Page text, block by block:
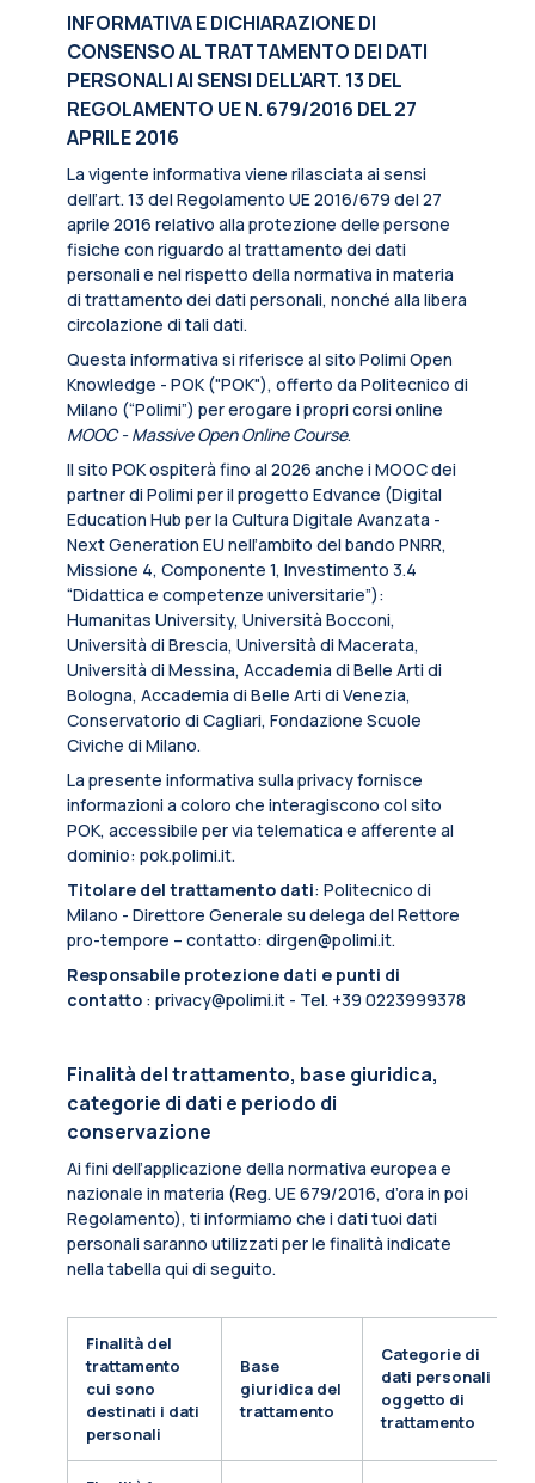
INFORMATIVA E DICHIARAZIONE DI
CONSENSO AL TRATTAMENTO DEI DATI
PERSONALI AI SENSI DELL'ART. 13 DEL
REGOLAMENTO UE N. 679/2016 DEL 27
APRILE 2016
La vigente informativa viene rilasciata ai sensi
dell’art. 13 del Regolamento UE 2016/679 del 27
aprile 2016 relativo alla protezione delle persone
fisiche con riguardo al trattamento dei dati
personali e nel rispetto della normativa in materia
di trattamento dei dati personali, nonché alla libera
circolazione di tali dati.
Questa informativa si riferisce al sito Polimi Open
Knowledge - POK ("POK"), offerto da Politecnico di
Milano (“Polimi”) per erogare i propri corsi online
MOOC - Massive Open Online Course.
Il sito POK ospiterà fino al 2026 anche i MOOC dei
partner di Polimi per il progetto Edvance (Digital
Education Hub per la Cultura Digitale Avanzata -
Next Generation EU nell’ambito del bando PNRR,
Missione 4, Componente 1, Investimento 3.4
“Didattica e competenze universitarie”):
Humanitas University, Università Bocconi,
Università di Brescia, Università di Macerata,
Università di Messina, Accademia di Belle Arti di
Bologna, Accademia di Belle Arti di Venezia,
Conservatorio di Cagliari, Fondazione Scuole
Civiche di Milano.
La presente informativa sulla privacy fornisce
informazioni a coloro che interagiscono col sito
POK, accessibile per via telematica e afferente al
dominio: pok.polimi.it.
Titolare del trattamento dati: Politecnico di
Milano - Direttore Generale su delega del Rettore
pro-tempore – contatto: dirgen@polimi.it.
Responsabile protezione dati e punti di
contatto : privacy@polimi.it - Tel. +39 0223999378
Finalità del trattamento, base giuridica,
categorie di dati e periodo di
conservazione
Ai fini dell’applicazione della normativa europea e
nazionale in materia (Reg. UE 679/2016, d’ora in poi
Regolamento), ti informiamo che i dati tuoi dati
personali saranno utilizzati per le finalità indicate
nella tabella qui di seguito.
Finalità del
trattamento
cui sono
destinati i dati
personali
Base
giuridica del
trattamento
Categorie di
dati personali
oggetto di
trattamento